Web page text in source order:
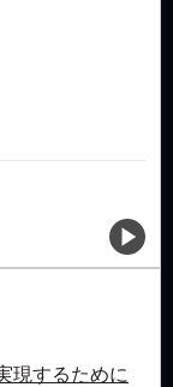
現するために